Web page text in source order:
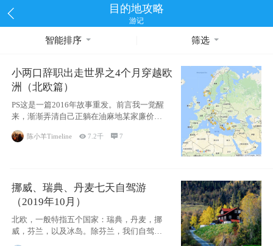
目的地攻略
游记
智能排序 筛选
小两口辞职出走世界之4个月穿越欧
洲（北欧篇）
PS这是一篇2016年故事重发。前言我一觉醒
来，渐渐弄清自己正躺在油麻地某家廉价宾
馆
陈小羊Timeline 7.2千 7
挪威、瑞典、丹麦七天自驾游
（2019年10月）
北欧，一般特指五个国家：瑞典，丹麦，挪
威，芬兰，以及冰岛。除芬兰，我们自驾游